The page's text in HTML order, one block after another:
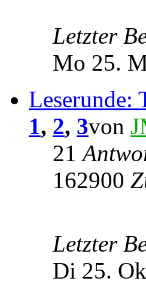
Letzter
Mo 25.
Leserunde:
1, 2, 3von
21
162900
Letzter
Di 25.